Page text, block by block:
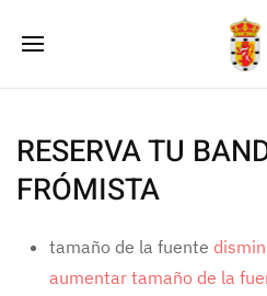
RESERVA TU
FRÓMISTA
tamaño de la fuente
aumentar tamaño de la